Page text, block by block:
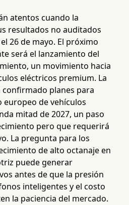
atentos cuando la
resultados no auditados
26 de mayo. El próximo
será el lanzamiento del
un movimiento hacia
eléctricos premium. La
planes para
de vehículos
mitad de 2027, un paso
pero que requerirá
La pregunta para los
de alto octanaje en
puede generar
antes de que la presión
inteligentes y el costo
la paciencia del mercado.